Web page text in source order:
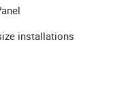
installations